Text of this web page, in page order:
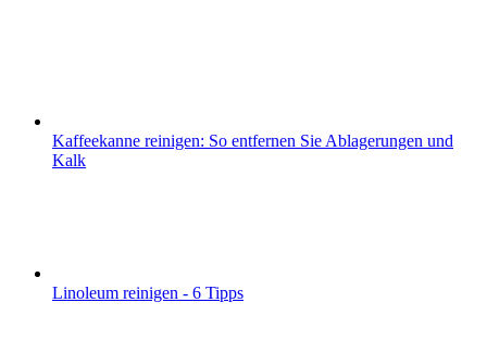
Kaffeekanne reinigen: So entfernen Sie Ablagerungen und
Kalk
Linoleum reinigen - 6 Tipps